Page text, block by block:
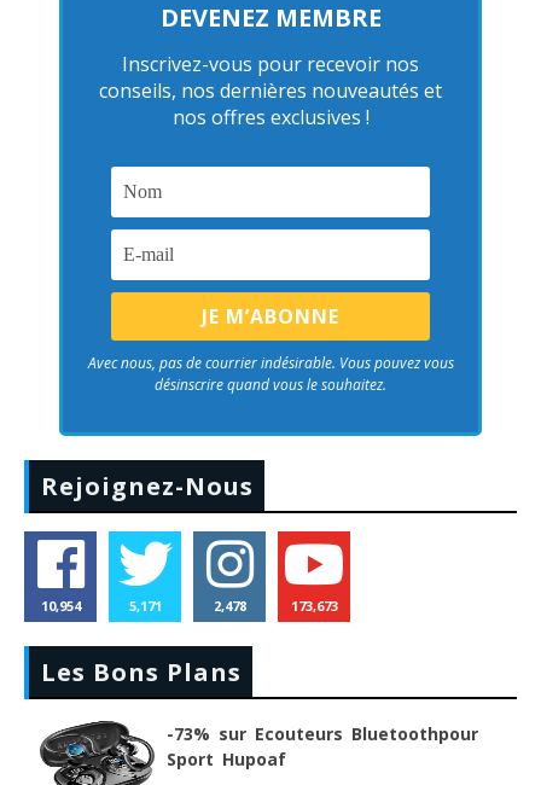
DEVENEZ MEMBRE
Inscrivez-vous pour recevoir nos
conseils, nos dernières nouveautés et
nos offres exclusives !
Avec nous, pas de courrier indésirable. Vous pouvez vous
désinscrire quand vous le souhaitez.
Rejoignez-Nous
10,954 5,171 2,478 173,673
Les Bons Plans
-73% sur Ecouteurs Bluetoothpour
Sport Hupoaf